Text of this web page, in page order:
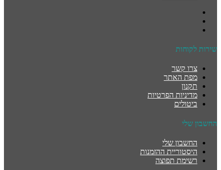
שירות לקוחות
צרו קשר
מפת האתר
תקנון
מדיניות הפרטיות
ביטולים
החשבון שלי
החשבון שלי
היסטוריית ההזמנות
רשימת תפוצה